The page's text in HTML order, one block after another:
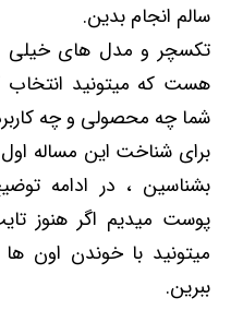
سالم انجام بدین.
تکسچر و مدل های خیلی
هست که میتونید انتخاب
شما چه محصولی و چه
برای شناخت این مساله
بشناسین ، در ادامه
پوست میدیم اگر هنوز
میتونید با خوندن اون
ببرین.